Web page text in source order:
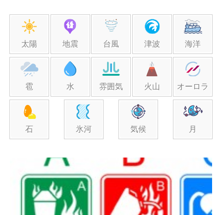
太陽 地震 台風 津波 海洋
雹 水 雰囲気 火山 オーロラ
石 氷河 気候 月